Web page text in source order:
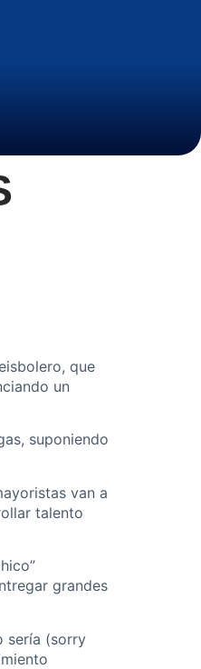
que
un
suponiendo
van a
talento
grandes
sería (sorry